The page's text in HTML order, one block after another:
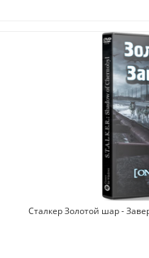
Сталкер Золотой шар -